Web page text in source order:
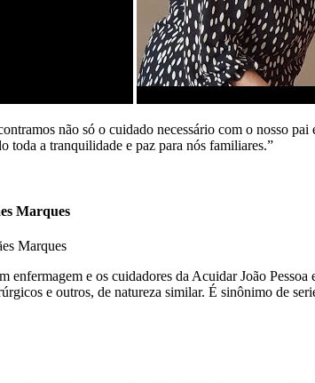
não só o cuidado necessário com o nosso
toda a tranquilidade e paz para nós familiares.”
Marques
enfermagem e os cuidadores da Acuidar João
e outros, de natureza similar. É sinônimo de